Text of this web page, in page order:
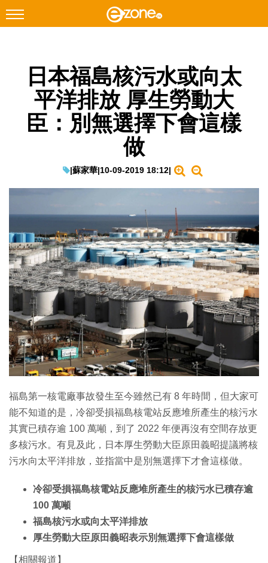
Facebook Instagram
科技焦點
網絡生活
EduTech
IT Times
生成式AI與雲端應用
Enterprise Digital Transformation
特集
日本福島核污水或向太
平洋排放 厚生勞動大
臣：別無選擇下會這樣
做
|蘇家華|10-09-2019 18:12|
福島第一核電廠事故發生至今雖然已有 8 年時間，但大家可
能不知道的是，冷卻受損福島核電站反應堆所產生的核污水
其實已積存逾 100 萬噸，到了 2022 年便再沒有空間存放更
多核污水。有見及此，日本厚生勞動大臣原田義昭提議將核
污水向太平洋排放，並指當中是別無選擇下才會這樣做。
冷卻受損福島核電站反應堆所產生的核污水已積存逾
100 萬噸
福島核污水或向太平洋排放
厚生勞動大臣原田義昭表示別無選擇下會這樣做
【相關報道】